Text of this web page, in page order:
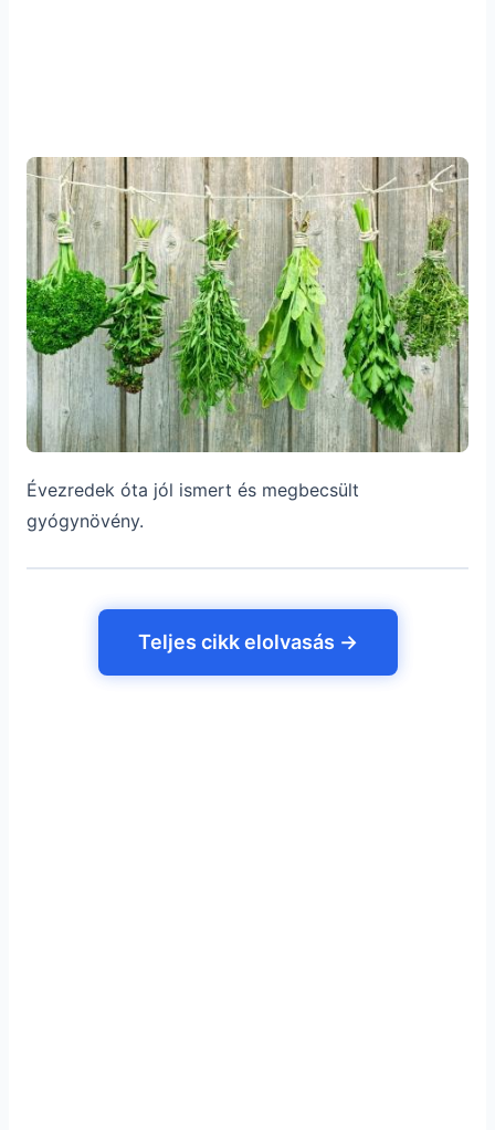
Évezredek óta jól ismert és megbecsült
gyógynövény.
Teljes cikk elolvasás →